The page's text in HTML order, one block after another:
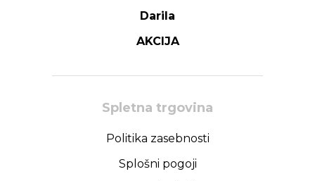
Darila
AKCIJA
Spletna trgovina
Politika zasebnosti
Splošni pogoji